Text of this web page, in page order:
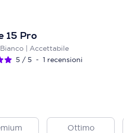
15 Pro
| Accettabile
5 / 5 - 1 recensioni
Ottimo